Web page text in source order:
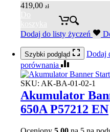
419,00 zł
Do
koszyka
Dodaj do listy życzeń
Szybki podgląd Dodaj
porównania
SKU: AK-BA-01-02-1
Akumulator
650A P57212 EN